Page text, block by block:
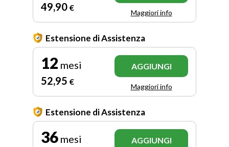
49,90 € Maggiori info
Estensione di Assistenza
12 mesi
52,95 €
AGGIUNGI
Maggiori info
Estensione di Assistenza
36 mesi
AGGIUNGI